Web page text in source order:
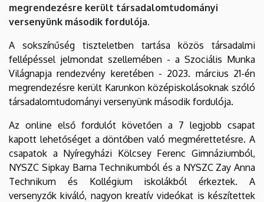
megrendezésre került társadalomtudományi
versenyünk második fordulója.
A sokszínűség tiszteletben tartása közös társadalmi
fellépéssel jelmondat szellemében - a Szociális Munka
Világnapja rendezvény keretében - 2023. március 21-én
megrendezésre került Karunkon középiskolásoknak szóló
társadalomtudományi versenyünk második fordulója.
Az online első fordulót követően a 7 legjobb csapat
kapott lehetőséget a döntőben való megmérettetésre. A
csapatok a Nyíregyházi Kölcsey Ferenc Gimnáziumból,
NYSZC Sipkay Barna Technikumból és a NYSZC Zay Anna
Technikum és Kollégium iskolákból érkeztek. A
versenyzők kiváló, nagyon kreatív videókat is készítettek